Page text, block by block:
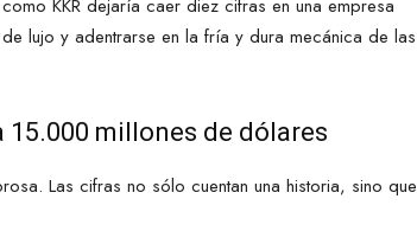
KKR dejaría caer diez cifras en una empresa
lujo y adentrarse en la fría y dura mecánica de las
15.000 millones de dólares
Las cifras no sólo cuentan una historia, sino que